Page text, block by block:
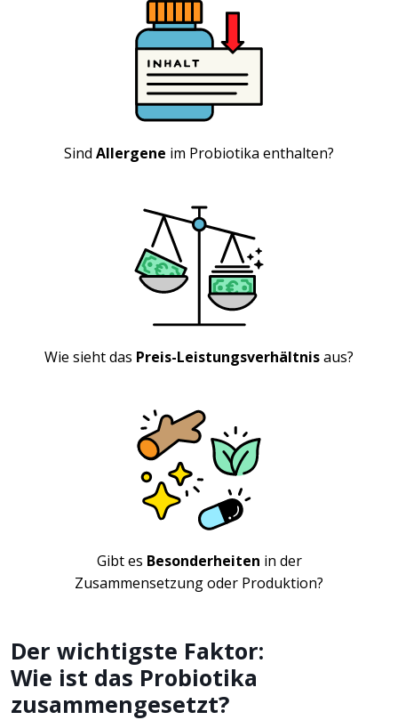
Sind Allergene im Probiotika enthalten?
Wie sieht das Preis-Leistungsverhältnisaus?
Gibt es Besonderheiten in der
Zusammensetzung oder Produktion?
Der wichtigste Faktor:
Wie ist das Probiotika
zusammengesetzt?